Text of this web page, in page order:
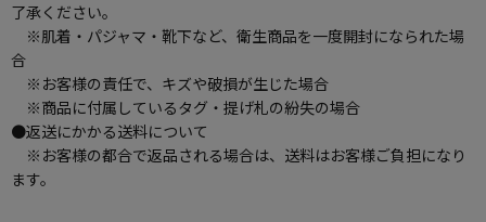
了承ください。
※肌着・パジャマ・靴下など、衛生商品を一度開封になられた場
合
※お客様の責任で、キズや破損が生じた場合
※商品に付属しているタグ・提げ札の紛失の場合
●返送にかかる送料について
※お客様の都合で返品される場合は、送料はお客様ご負担になり
ます。